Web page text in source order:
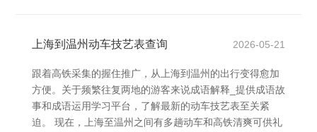
上海到温州动车技艺表查询 2026-05-21
跟着高铁采集的握住推广，从上海到温州的出行变得愈加
方便。关于频繁往复两地的游客来说成语解释_提供成语故
事和成语运用学习平台，了解最新的动车技艺表至关紧
迫。 现在，上海至温州之间有多趟动车和高铁清爽可供礼